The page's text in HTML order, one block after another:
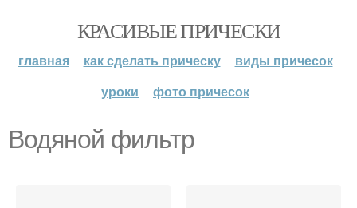
КРАСИВЫЕ ПРИЧЕСКИ
главная как сделать прическу
виды причесок
уроки
фото причесок
Водяной фильтр